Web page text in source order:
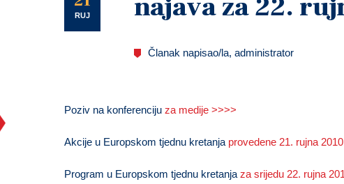
RUJ
najava za 22.
Članak napisao/la, administrator
Poziv na konferenciju za medije >>>>
Akcije u Europskom tjednu kretanja provedene 21. rujna
Program u Europskom tjednu kretanja za srijedu 22. rujna